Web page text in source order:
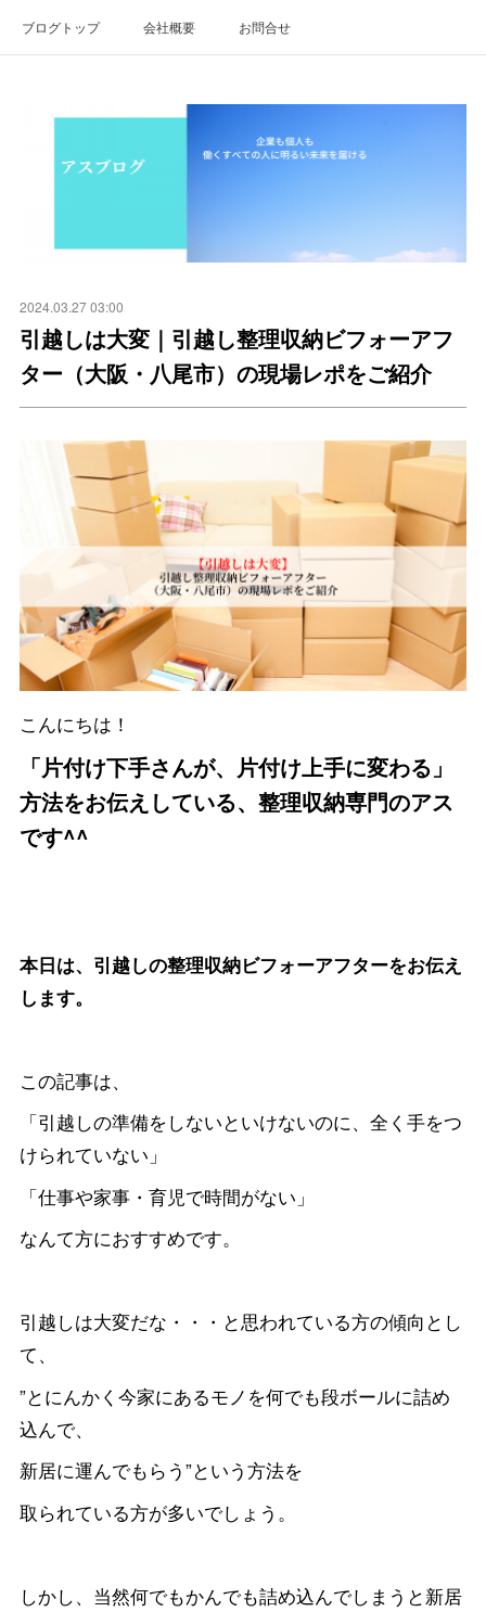
ブログトップ 会社概要 お問合せ
2024.03.27 03:00
引越しは大変｜引越し整理収納ビフォーアフ
ター（大阪・八尾市）の現場レポをご紹介
こんにちは！
「片付け下手さんが、片付け上手に変わる」
方法をお伝えしている、整理収納専門のアス
です^^
本日は、引越しの整理収納ビフォーアフターをお伝え
します。
この記事は、
「引越しの準備をしないといけないのに、全く手をつ
けられていない」
「仕事や家事・育児で時間がない」
なんて方におすすめです。
引越しは大変だな・・・と思われている方の傾向とし
て、
”とにんかく今家にあるモノを何でも段ボールに詰め
込んで、
新居に運んでもらう”という方法を
取られている方が多いでしょう。
しかし、当然何でもかんでも詰め込んでしまうと新居